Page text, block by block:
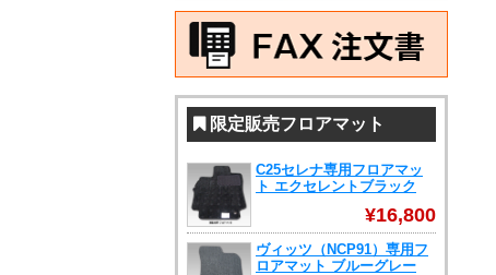
限定販売フロアマット
C25セレナ専用フロアマッ
ト エクセレントブラック
¥16,800
ヴィッツ（NCP91）専用フ
ロアマット ブルーグレー